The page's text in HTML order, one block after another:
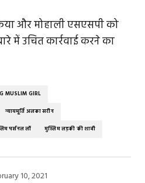
और मोहाली एसएसपी को
में उचित कार्रवाई करने का
MUSLIM GIRL
न्यायमूर्ति अलका सरीन
पर्सनल लॉ मुस्लिम लड़की की शादी
10, 2021